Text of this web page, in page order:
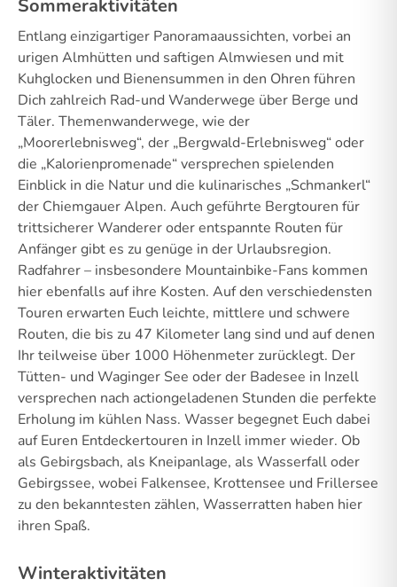
Sommeraktivitäten
Entlang einzigartiger Panoramaaussichten, vorbei an
urigen Almhütten und saftigen Almwiesen und mit
Kuhglocken und Bienensummen in den Ohren führen
Dich zahlreich Rad-und Wanderwege über Berge und
Täler. Themenwanderwege, wie der
„Moorerlebnisweg“, der „Bergwald-Erlebnisweg“ oder
die „Kalorienpromenade“ versprechen spielenden
Einblick in die Natur und die kulinarisches „Schmankerl“
der Chiemgauer Alpen. Auch geführte Bergtouren für
trittsicherer Wanderer oder entspannte Routen für
Anfänger gibt es zu genüge in der Urlaubsregion.
Radfahrer – insbesondere Mountainbike-Fans kommen
hier ebenfalls auf ihre Kosten. Auf den verschiedensten
Touren erwarten Euch leichte, mittlere und schwere
Routen, die bis zu 47 Kilometer lang sind und auf denen
Ihr teilweise über 1000 Höhenmeter zurücklegt. Der
Tütten- und Waginger See oder der Badesee in Inzell
versprechen nach actiongeladenen Stunden die perfekte
Erholung im kühlen Nass. Wasser begegnet Euch dabei
auf Euren Entdeckertouren in Inzell immer wieder. Ob
als Gebirgsbach, als Kneipanlage, als Wasserfall oder
Gebirgssee, wobei Falkensee, Krottensee und Frillersee
zu den bekanntesten zählen, Wasserratten haben hier
ihren Spaß.
Winteraktivitäten